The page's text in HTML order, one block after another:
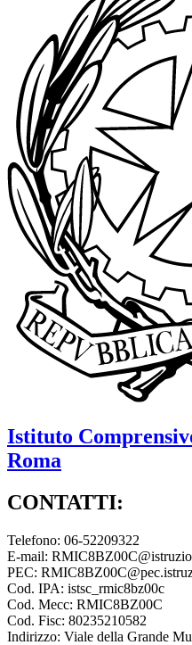
Istituto
Roma
CONTATTI:
Telefono: 06-52209322
E-mail:
PEC:
Cod. IPA: istsc_rmic8bz00c
Cod. Mecc: RMIC8BZ00C
Cod. Fisc: 80235210582
Indirizzo: Viale della Grande